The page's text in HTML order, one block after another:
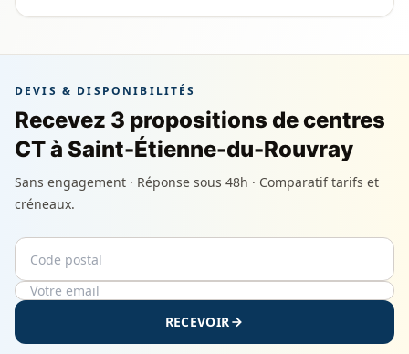
DEVIS & DISPONIBILITÉS
Recevez 3 propositions de centres
CT à Saint-Étienne-du-Rouvray
Sans engagement · Réponse sous 48h · Comparatif tarifs et
créneaux.
Code postal
Email
RECEVOIR